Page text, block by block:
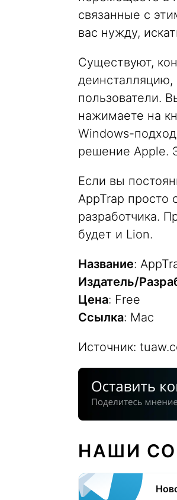
связанные с
вас нужду,
Существуют,
деинсталляцию,
пользователи.
нажимаете на
Windows-
решение Apple.
Если вы
AppTrap просто
разработчика.
будет и Lion.
Название:
Издатель/
Цена: Free
Ссылка: Mac
Источник:
НАШИ